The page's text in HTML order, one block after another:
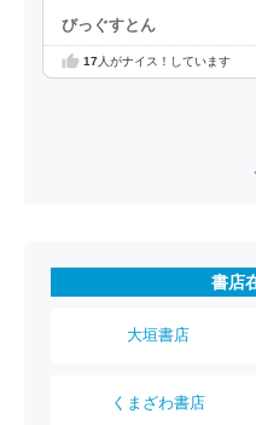
びっぐすとん
17人がナイス！しています
書店
大垣書店
くまざわ書店